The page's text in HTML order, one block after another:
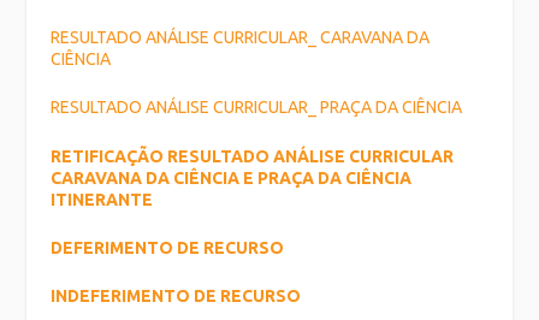
RESULTADO ANÁLISE CURRICULAR_ CARAVANA DA
CIÊNCIA
RESULTADO ANÁLISE CURRICULAR_ PRAÇA DA CIÊNCIA
RETIFICAÇÃO RESULTADO ANÁLISE CURRICULAR
CARAVANA DA CIÊNCIA E PRAÇA DA CIÊNCIA
ITINERANTE
DEFERIMENTO DE RECURSO
INDEFERIMENTO DE RECURSO